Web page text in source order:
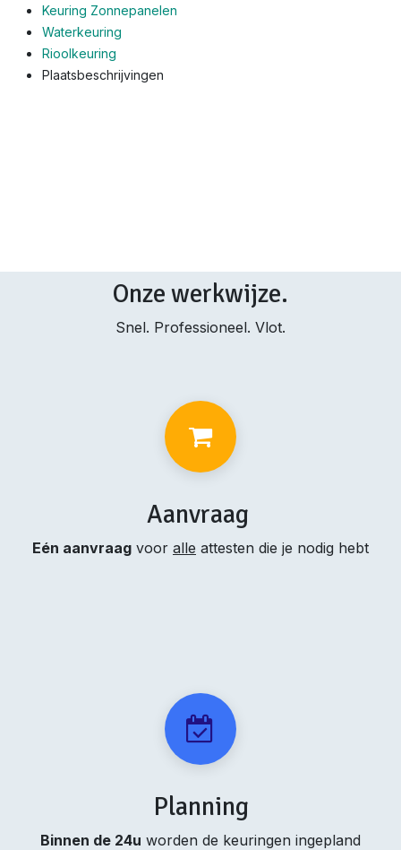
Keuring Zonnepanelen
Waterkeuring
Rioolkeuring
Plaatsbeschrijvingen
Onze werkwijze.
Snel. Professioneel. Vlot.
Aanvraag
Eén aanvraag voor alle attesten die je nodig hebt
Planning
Binnen de 24u worden de keuringen ingepland